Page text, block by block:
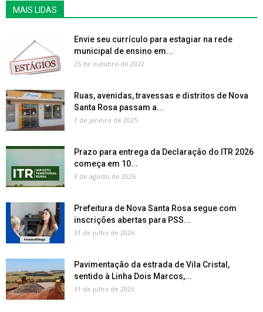
MAIS LIDAS
Envie seu currículo para estagiar na rede
municipal de ensino em...
25 de outubro de 2022
Ruas, avenidas, travessas e distritos de Nova
Santa Rosa passam a...
3 de janeiro de 2025
Prazo para entrega da Declaração do ITR 2026
começa em 10...
3 de agosto de 2026
Prefeitura de Nova Santa Rosa segue com
inscrições abertas para PSS...
31 de julho de 2026
Pavimentação da estrada de Vila Cristal,
sentido à Linha Dois Marcos,...
31 de julho de 2026